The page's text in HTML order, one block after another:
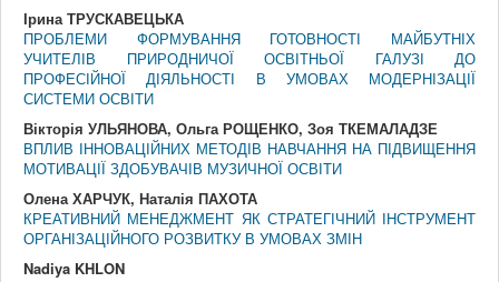
Ірина ТРУСКАВЕЦЬКА
ПРОБЛЕМИ ФОРМУВАННЯ ГОТОВНОСТІ МАЙБУТНІХ
УЧИТЕЛІВ ПРИРОДНИЧОЇ ОСВІТНЬОЇ ГАЛУЗІ ДО
ПРОФЕСІЙНОЇ ДІЯЛЬНОСТІ В УМОВАХ МОДЕРНІЗАЦІЇ
СИСТЕМИ ОСВІТИ
Вікторія УЛЬЯНОВА, Ольга РОЩЕНКО, Зоя ТКЕМАЛАДЗЕ
ВПЛИВ ІННОВАЦІЙНИХ МЕТОДІВ НАВЧАННЯ НА ПІДВИЩЕННЯ
МОТИВАЦІЇ ЗДОБУВАЧІВ МУЗИЧНОЇ ОСВІТИ
Олена ХАРЧУК, Наталія ПАХОТА
КРЕАТИВНИЙ МЕНЕДЖМЕНТ ЯК СТРАТЕГІЧНИЙ ІНСТРУМЕНТ
ОРГАНІЗАЦІЙНОГО РОЗВИТКУ В УМОВАХ ЗМІН
Nadiya KHLON